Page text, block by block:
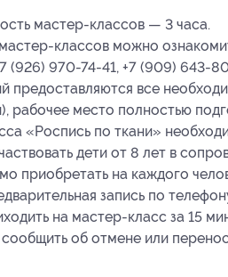
мастер-классов — 3 часа.
классов можно
(926) 970-74-41, +7 (909) 643-
предоставляются все
рабочее место полностью
«Роспись по ткани»
дети от 8 лет в
приобретать на каждого
запись по
на мастер-класс за 15
об отмене или